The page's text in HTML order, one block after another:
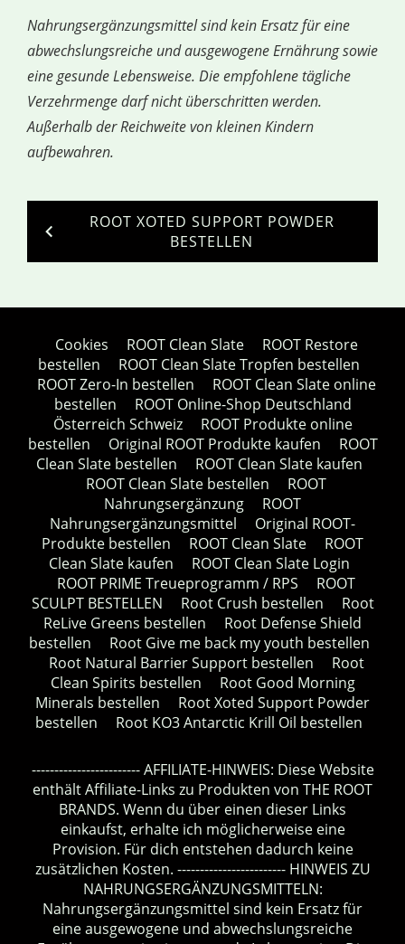
Nahrungsergänzungsmittel sind kein Ersatz für eine
abwechslungsreiche und ausgewogene Ernährung sowie
eine gesunde Lebensweise. Die empfohlene tägliche
Verzehrmenge darf nicht überschritten werden.
Außerhalb der Reichweite von kleinen Kindern
aufbewahren.
ROOT XOTED SUPPORT POWDER
BESTELLEN
Cookies ROOT Clean Slate
ROOT Restore
bestellen
ROOT Clean Slate Tropfen bestellen
ROOT Zero-In bestellen
ROOT Clean Slate online
bestellen
ROOT Online-Shop Deutschland
Österreich Schweiz
ROOT Produkte online
bestellen
Original ROOT Produkte kaufen
ROOT
Clean Slate bestellen
ROOT Clean Slate kaufen
ROOT Clean Slate bestellen
ROOT
Nahrungsergänzung
ROOT
Nahrungsergänzungsmittel
Original ROOT-
Produkte bestellen
ROOT Clean Slate
ROOT
Clean Slate kaufen
ROOT Clean Slate Login
ROOT PRIME Treueprogramm / RPS
ROOT
SCULPT BESTELLEN
Root Crush bestellen
Root
ReLive Greens bestellen
Root Defense Shield
bestellen
Root Give me back my youth bestellen
Root Natural Barrier Support bestellen
Root
Clean Spirits bestellen
Root Good Morning
Minerals bestellen
Root Xoted Support Powder
bestellen
Root KO3 Antarctic Krill Oil bestellen
------------------------ AFFILIATE-HINWEIS: Diese Website
enthält Affiliate-Links zu Produkten von THE ROOT
BRANDS. Wenn du über einen dieser Links
einkaufst, erhalte ich möglicherweise eine
Provision. Für dich entstehen dadurch keine
zusätzlichen Kosten. ------------------------ HINWEIS ZU
NAHRUNGSERGÄNZUNGSMITTELN:
Nahrungsergänzungsmittel sind kein Ersatz für
eine ausgewogene und abwechslungsreiche